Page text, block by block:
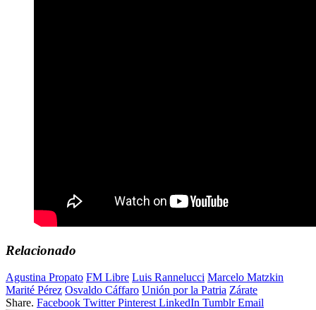
Relacionado
Agustina Propato FM Libre Luis Rannelucci Marcelo Matzkin
Marité Pérez Osvaldo Cáffaro Unión por la Patria Zárate
Share. Facebook Twitter Pinterest LinkedIn Tumblr Email